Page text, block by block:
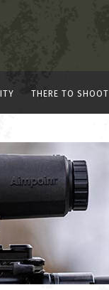
THERE TO SHOOT